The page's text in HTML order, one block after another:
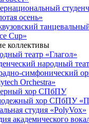
осень»
Cup»
коллективы
театр «Глагол»
народный
симфонический
Orchestra»
хор СПбПУ
хор СПбПУ
студия «PolyVox»
академического